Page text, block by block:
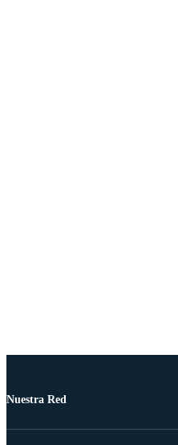
Nuestra Red